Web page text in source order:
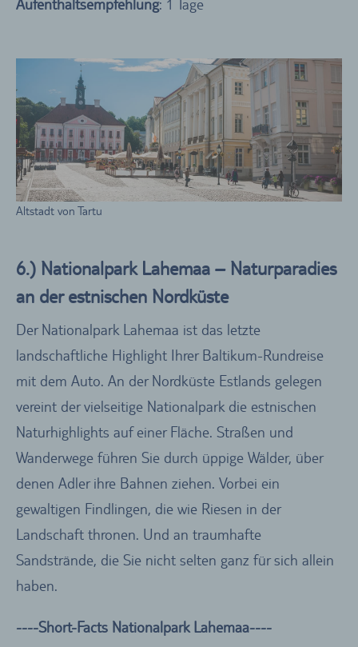
Aufenthaltsempfehlung: 1 Tage
Altstadt von Tartu
6.) Nationalpark Lahemaa – Naturparadies
an der estnischen Nordküste
Der Nationalpark Lahemaa ist das letzte
landschaftliche Highlight Ihrer Baltikum-Rundreise
mit dem Auto. An der Nordküste Estlands gelegen
vereint der vielseitige Nationalpark die estnischen
Naturhighlights auf einer Fläche. Straßen und
Wanderwege führen Sie durch üppige Wälder, über
denen Adler ihre Bahnen ziehen. Vorbei ein
gewaltigen Findlingen, die wie Riesen in der
Landschaft thronen. Und an traumhafte
Sandstrände, die Sie nicht selten ganz für sich allein
haben.
----Short-Facts Nationalpark Lahemaa----